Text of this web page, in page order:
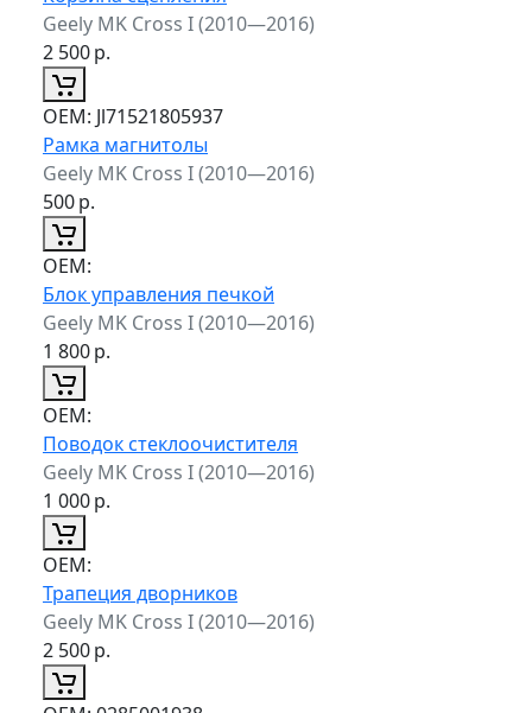
Geely MK Cross I (2010—2016)
2 500р.
ОЕМ: Jl71521805937
Рамка магнитолы
Geely MK Cross I (2010—2016)
500р.
ОЕМ:
Блок управления печкой
Geely MK Cross I (2010—2016)
1 800р.
ОЕМ:
Поводок стеклоочистителя
Geely MK Cross I (2010—2016)
1 000р.
ОЕМ:
Трапеция дворников
Geely MK Cross I (2010—2016)
2 500р.